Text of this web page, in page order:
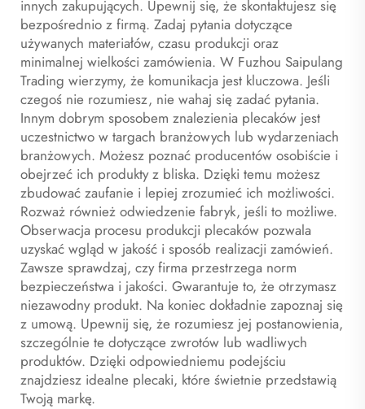
innych zakupujących. Upewnij się, że skontaktujesz się
bezpośrednio z firmą. Zadaj pytania dotyczące
używanych materiałów, czasu produkcji oraz
minimalnej wielkości zamówienia. W Fuzhou Saipulang
Trading wierzymy, że komunikacja jest kluczowa. Jeśli
czegoś nie rozumiesz, nie wahaj się zadać pytania.
Innym dobrym sposobem znalezienia plecaków jest
uczestnictwo w targach branżowych lub wydarzeniach
branżowych. Możesz poznać producentów osobiście i
obejrzeć ich produkty z bliska. Dzięki temu możesz
zbudować zaufanie i lepiej zrozumieć ich możliwości.
Rozważ również odwiedzenie fabryk, jeśli to możliwe.
Obserwacja procesu produkcji plecaków pozwala
uzyskać wgląd w jakość i sposób realizacji zamówień.
Zawsze sprawdzaj, czy firma przestrzega norm
bezpieczeństwa i jakości. Gwarantuje to, że otrzymasz
niezawodny produkt. Na koniec dokładnie zapoznaj się
z umową. Upewnij się, że rozumiesz jej postanowienia,
szczególnie te dotyczące zwrotów lub wadliwych
produktów. Dzięki odpowiedniemu podejściu
znajdziesz idealne plecaki, które świetnie przedstawią
Twoją markę.